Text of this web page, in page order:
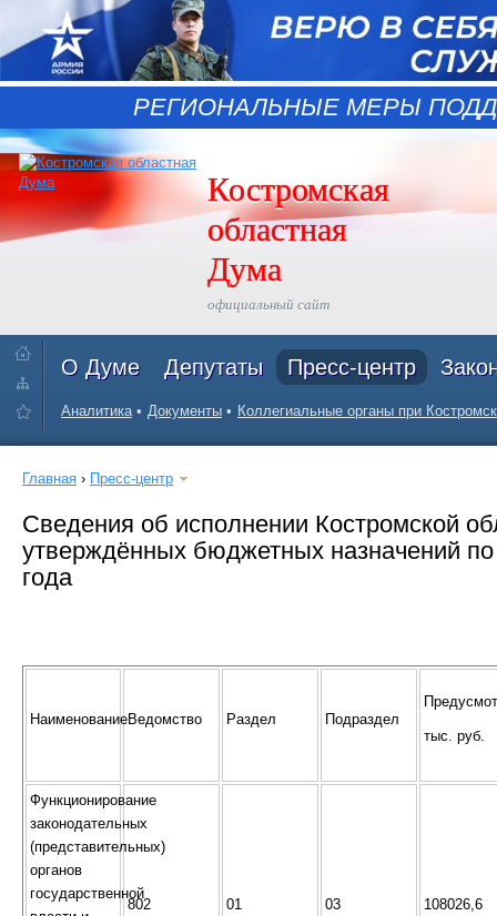
РЕГИОНАЛЬНЫЕ МЕРЫ
Костромская
областная
Дума
официальный сайт
О Думе Депутаты Пресс-центр
Аналитика Документы Коллегиальные органы при
Главная › Пресс-центр
Сведения об исполнении Костромской
утверждённых бюджетных назначений
года
НаименованиеВедомство Раздел Подраздел
тыс. руб.
Функционирование
законодательных
(представительных)
органов
государственной
802 01 03 108026,6